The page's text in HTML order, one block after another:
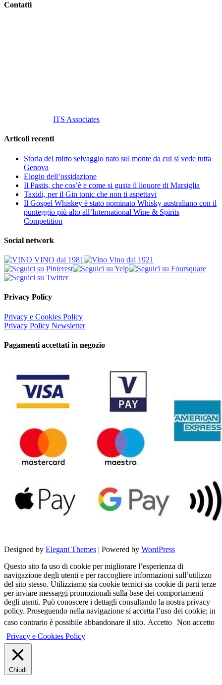
Contatti
ITS Associates
Articoli recenti
Storia del mirto selvaggio nato sul monte da cui si vede tutta
Genova
Elogio dell’ossidazione
Il Pastis, che cos’è e come si gusta il liquore di Marsiglia
Taxidi, per il Gin tonic che non ti aspettavi
Il Gospel Whiskey è stato nominato Whisky australiano con il
punteggio più alto all’International Wine & Spirits
Competition
Social network
Privacy Policy
Privacy e Cookies Policy
Privacy Policy Newsletter
Pagamenti accettati in negozio
Designed by Elegant Themes | Powered by WordPress
Questo sito fa uso di cookie per migliorare l’esperienza di
navigazione degli utenti e per raccogliere informazioni sull’utilizzo
del sito stesso. Utilizziamo sia cookie tecnici sia cookie di parti terze
per inviare messaggi promozionali sulla base dei comportamenti
degli utenti. Può conoscere i dettagli consultando la nostra privacy
policy. Proseguendo nella navigazione si accetta l’uso dei cookie; in
caso contrario è possibile abbandonare il sito. Accetto Non accetto
Privacy e Cookies Policy
Chiudi